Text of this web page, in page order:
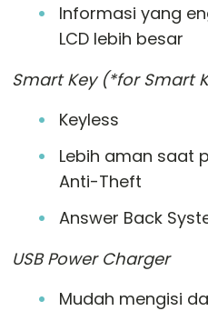
Informasi yang
LCD lebih besar
Smart Key (*for Smart
Keyless
Lebih aman saat
Anti-Theft
Answer Back
USB Power Charger
Mudah mengisi